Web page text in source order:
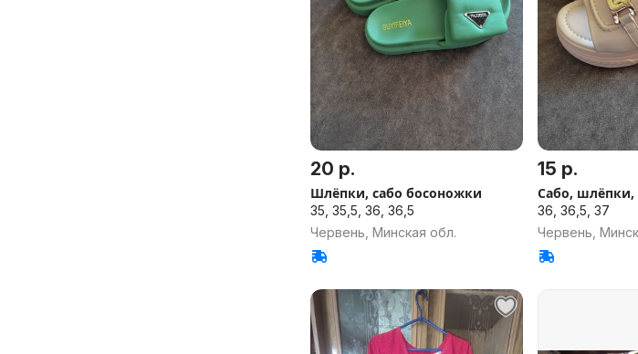
20 р.
Шлёпки, сабо босоножки
35, 35,5, 36, 36,5
Червень, Минская обл.
15 р.
Сабо,
36, 36,5, 37
Червень,